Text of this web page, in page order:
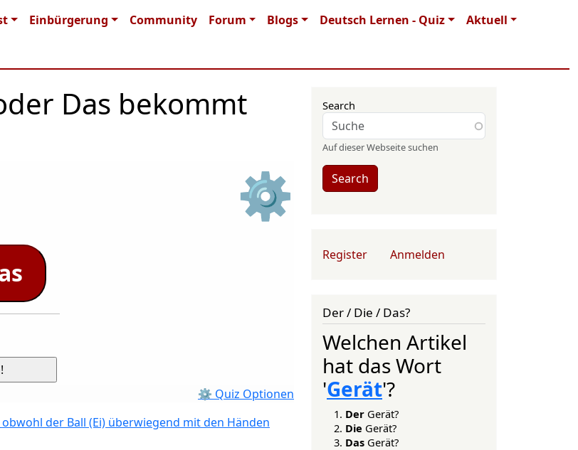
Einbürgerung Community Forum Blogs Deutsch Lernen - Quiz
Aktuell
Das bekommt
⚙
⚙ Quiz Optionen
der Ball (Ei) überwiegend mit den Händen
Search
Auf dieser Webseite suchen
Search
User account menu
Register Anmelden
Der / Die / Das?
Welchen Artikel
hat das Wort
'Gerät'?
Der Gerät?
Die Gerät?
Das Gerät?